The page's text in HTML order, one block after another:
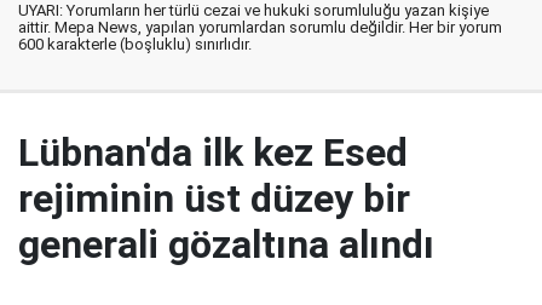
UYARI: Yorumların her türlü cezai ve hukuki sorumluluğu yazan kişiye
aittir. Mepa News, yapılan yorumlardan sorumlu değildir. Her bir yorum
600 karakterle (boşluklu) sınırlıdır.
Lübnan'da ilk kez Esed
rejiminin üst düzey bir
generali gözaltına alındı